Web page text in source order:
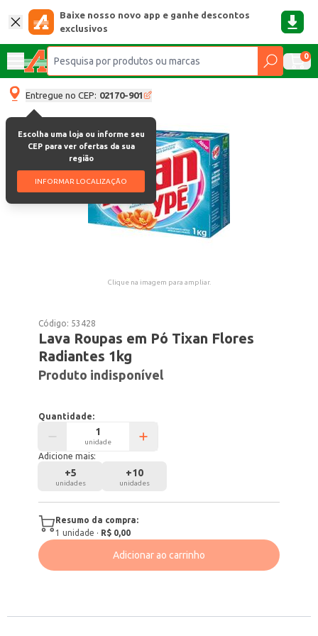
Baixe nosso novo app e ganhe descontos
exclusivos
0
Entregue no CEP: 02170-901
Escolha uma loja ou informe seu
CEP para ver ofertas da sua
região
INFORMAR LOCALIZAÇÃO
Clique na imagem para ampliar.
Código: 53428
Lava Roupas em Pó Tixan Flores
Radiantes 1kg
Produto indisponível
Quantidade:
unidade
Adicione mais:
+5
unidades
+10
unidades
Resumo da compra:
1 unidade · R$ 0,00
Adicionar ao carrinho